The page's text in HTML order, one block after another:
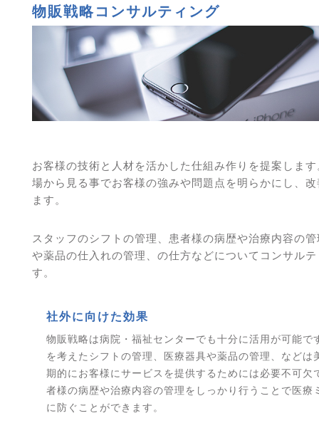
物販戦略コンサルティング
お客様の技術と人材を活かした仕組み作りを提案しま
場から見る事でお客様の強みや問題点を明らかにし、
ます。
スタッフのシフトの管理、患者様の病歴や治療内容の
や薬品の仕入れの管理、の仕方などについてコンサル
す。
社外に向けた効果
物販戦略は病院・福祉センターでも十分に活用が可能で
を考えたシフトの管理、医療器具や薬品の管理、などは
期的にお客様にサービスを提供するためには必要不可欠
者様の病歴や治療内容の管理をしっかり行うことで医療
に防ぐことができます。